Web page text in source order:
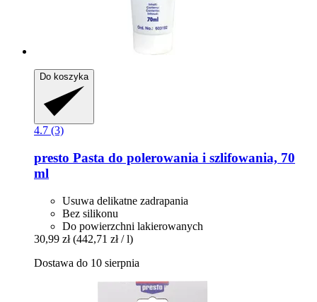
Do koszyka
4.7 (3)
presto Pasta do polerowania i szlifowania, 70
ml
Usuwa delikatne zadrapania
Bez silikonu
Do powierzchni lakierowanych
30,99 zł (442,71 zł / l)
Dostawa do 10 sierpnia